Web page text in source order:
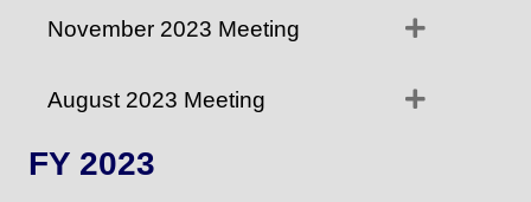
November 2023 Meeting Expand
August 2023 Meeting Expand
FY 2023